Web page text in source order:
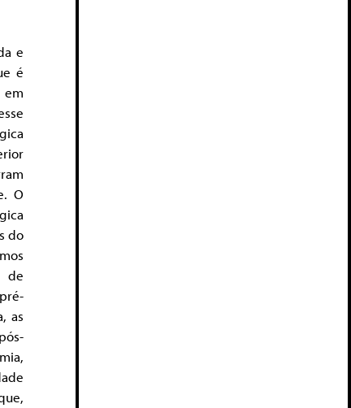
e
é
O
do
de
as